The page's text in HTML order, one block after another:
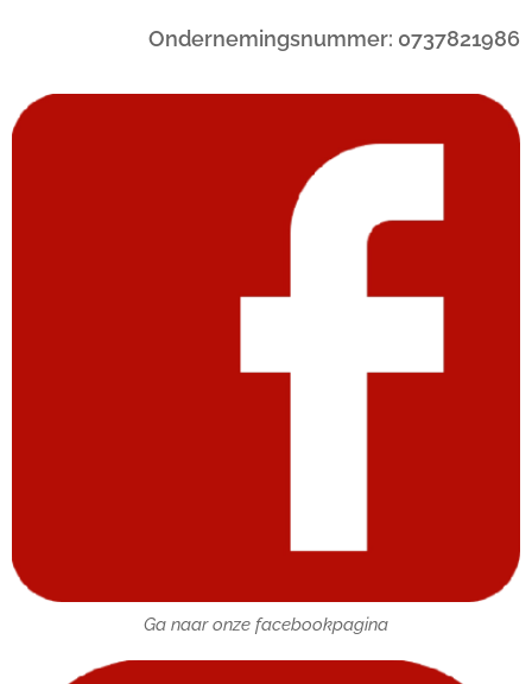
Ondernemingsnummer: 0737821986
Ga naar onze facebookpagina